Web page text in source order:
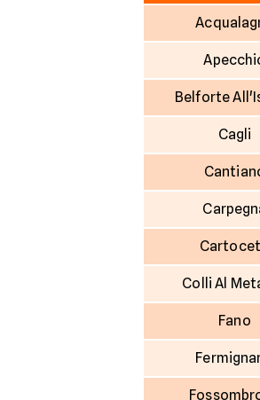
Belforte
Cagli
Colli Al
Fano